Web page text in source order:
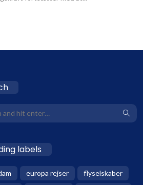
labels
europa rejser
flyselskaber